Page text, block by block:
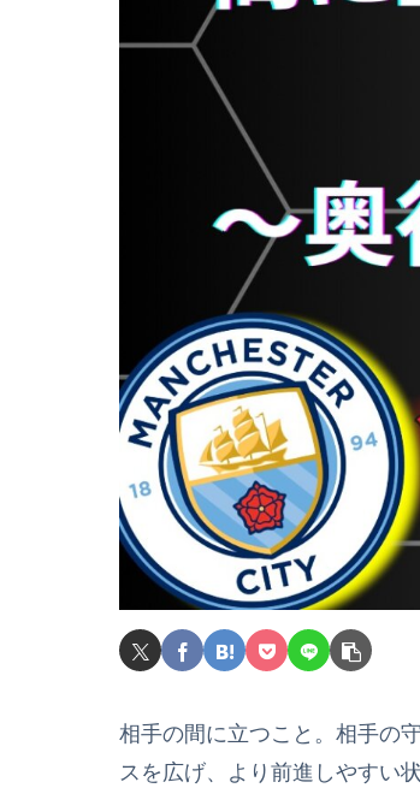
相手の間に立つこと。相手の
スを広げ、より前進しやすい